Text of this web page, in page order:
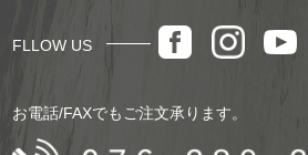
FLLOW US
お電話/FAXでもご注文承ります。